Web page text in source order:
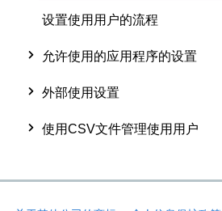
设置使用用户的流程
允许使用的应用程序的设置
外部使用设置
使用CSV文件管理使用用户